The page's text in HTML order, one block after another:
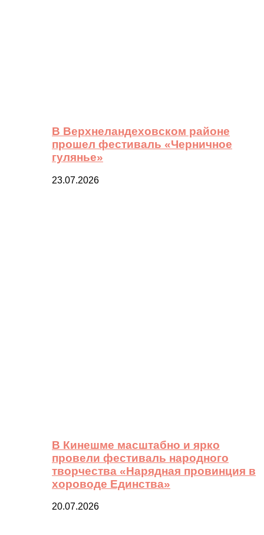
В Верхнеландеховском районе
прошел фестиваль «Черничное
гулянье»
23.07.2026
В Кинешме масштабно и ярко
провели фестиваль народного
творчества «Нарядная провинция в
хороводе Единства»
20.07.2026